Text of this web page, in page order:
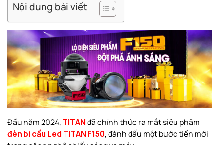
Nội dung bài viết
Đầu năm 2024, TITANđã chính thức ra mắt siêu phẩm
đèn bi cầu Led TITAN F150, đánh dấu một bước tiến mới